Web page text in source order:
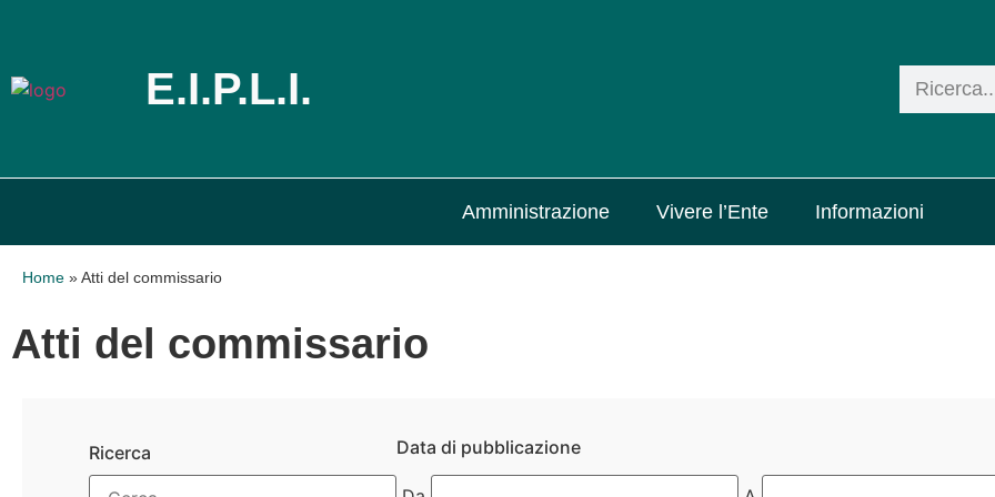
E.I.P.L.I.
Amministrazione Vivere l’Ente Informazioni
Home » Atti del commissario
Atti del commissario
Ricerca Data di pubblicazione